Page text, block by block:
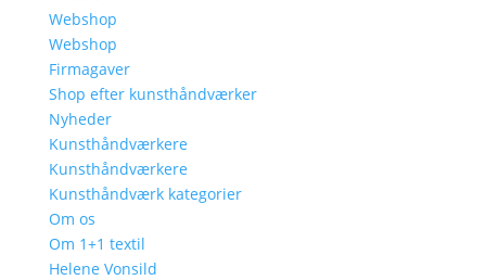
Webshop
Webshop
Firmagaver
Shop efter kunsthåndværker
Nyheder
Kunsthåndværkere
Kunsthåndværkere
Kunsthåndværk kategorier
Om os
Om 1+1 textil
Helene Vonsild